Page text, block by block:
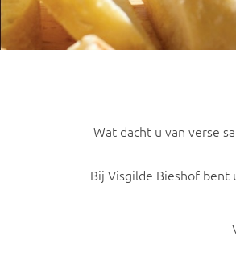
Wat dacht u van verse
Bij Visgilde Bieshof bent